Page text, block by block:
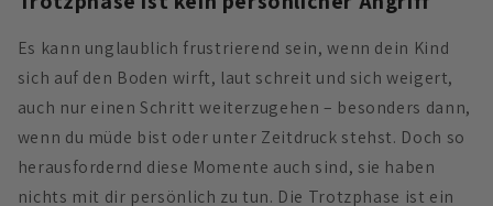
Es kann unglaublich frustrierend sein, wenn dein Kind
sich auf den Boden wirft, laut schreit und sich weigert,
auch nur einen Schritt weiterzugehen – besonders dann,
wenn du müde bist oder unter Zeitdruck stehst. Doch so
herausfordernd diese Momente auch sind, sie haben
nichts mit dir persönlich zu tun. Die Trotzphase ist ein